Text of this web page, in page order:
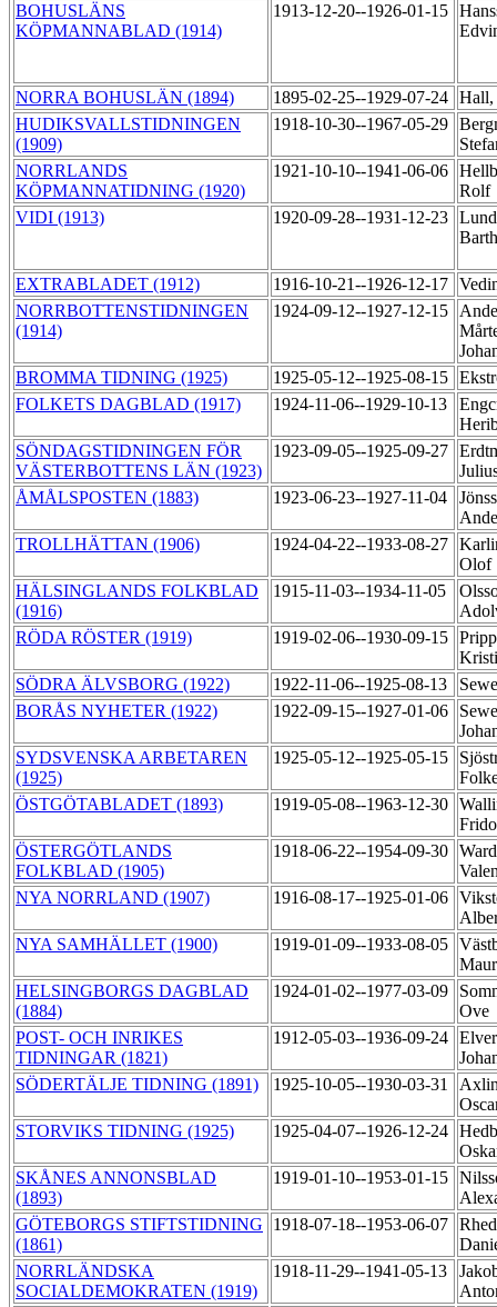
BOHUSLÄNS
KÖPMANNABLAD (1914)
1913-12-20--1926-01-15
NORRA BOHUSLÄN (1894) 1895-02-25--1929-07-24
HUDIKSVALLSTIDNINGEN
(1909)
1918-10-30--1967-05-29
NORRLANDS
KÖPMANNATIDNING (1920)
1921-10-10--1941-06-06
Rolf
VIDI (1913)
1920-09-28--1931-12-23
EXTRABLADET (1912) 1916-10-21--1926-12-17
NORRBOTTENSTIDNINGEN
(1914)
1924-09-12--1927-12-15
BROMMA TIDNING (1925)
1925-05-12--1925-08-15
FOLKETS DAGBLAD (1917)
1924-11-06--1929-10-13
SÖNDAGSTIDNINGEN FÖR
VÄSTERBOTTENS LÄN (1923)
1923-09-05--1925-09-27
ÅMÅLSPOSTEN (1883)
1923-06-23--1927-11-04
TROLLHÄTTAN (1906)
1924-04-22--1933-08-27
Olof
HÄLSINGLANDS FOLKBLAD
(1916)
1915-11-03--1934-11-05
RÖDA RÖSTER (1919)
1919-02-06--1930-09-15
SÖDRA ÄLVSBORG (1922)
1922-11-06--1925-08-13
BORÅS NYHETER (1922)
1922-09-15--1927-01-06
SYDSVENSKA ARBETAREN
(1925)
1925-05-12--1925-05-15
ÖSTGÖTABLADET (1893)
1919-05-08--1963-12-30
ÖSTERGÖTLANDS
FOLKBLAD (1905)
1918-06-22--1954-09-30
NYA NORRLAND (1907)
1916-08-17--1925-01-06
NYA SAMHÄLLET (1900)
1919-01-09--1933-08-05
HELSINGBORGS DAGBLAD
(1884)
1924-01-02--1977-03-09
Ove
POST- OCH INRIKES
TIDNINGAR (1821)
1912-05-03--1936-09-24
SÖDERTÄLJE TIDNING (1891)
1925-10-05--1930-03-31
STORVIKS TIDNING (1925)
1925-04-07--1926-12-24
SKÅNES ANNONSBLAD
(1893)
1919-01-10--1953-01-15
GÖTEBORGS STIFTSTIDNING
(1861)
1918-07-18--1953-06-07
NORRLÄNDSKA
SOCIALDEMOKRATEN (1919)
1918-11-29--1941-05-13